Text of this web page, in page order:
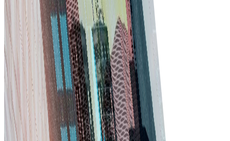
mở rộng cùng doanh nghiệp. Thêm tính năng và người
dùng khi nhu cầu tăng.
Bắt đầu
Tradeics mang lại kết
quả kinh doanh thực,
không chỉ tính năng!
Ghé MarketPlace